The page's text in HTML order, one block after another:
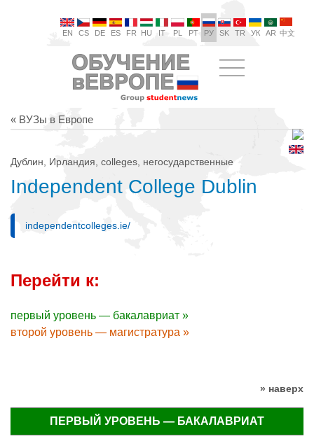
EN CS DE ES FR HU IT PL PT РУ SK TR УК AR 中文
« ВУЗы в Европе
Дублин, Ирландия, colleges, негосударственные
Independent College Dublin
independentcolleges.ie/
Перейти к:
первый уровень — бакалавриат »
второй уровень — магистратура »
» наверх
ПЕРВЫЙ УРОВЕНЬ — БАКАЛАВРИАТ